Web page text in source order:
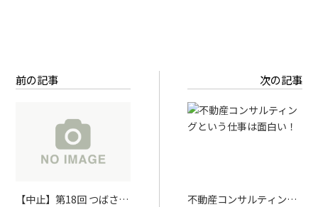
前の記事
【中止】第18回 つばさ資
次の記事
不動産コンサルティング